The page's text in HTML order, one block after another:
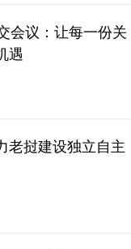
会议：让每一份关
遇
老挝建设独立自主